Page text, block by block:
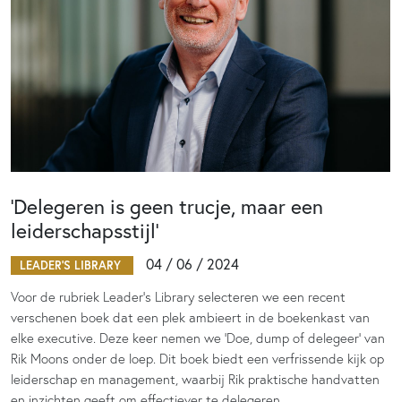
‘Delegeren is geen trucje, maar een
leiderschapsstijl’
LEADER'S LIBRARY 04 / 06 / 2024
Voor de rubriek Leader’s Library selecteren we een recent
verschenen boek dat een plek ambieert in de boekenkast van
elke executive. Deze keer nemen we ‘Doe, dump of delegeer’ van
Rik Moons onder de loep. Dit boek biedt een verfrissende kijk op
leiderschap en management, waarbij Rik praktische handvatten